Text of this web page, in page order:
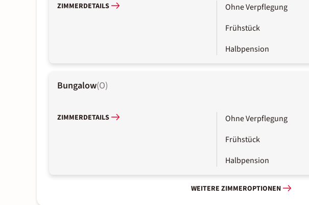
ZIMMERDETAILS Ohne Verpflegung
Frühstück
Halbpension
Bungalow(O)
ZIMMERDETAILS Ohne Verpflegung
Frühstück
Halbpension
WEITERE ZIMMEROPTIONEN